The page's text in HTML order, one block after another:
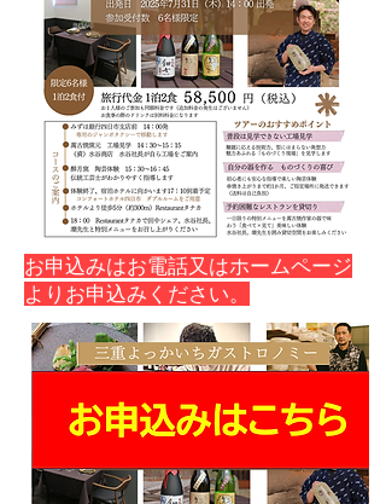
​お申込みはお電話又はホームページ
よりお申込みください。